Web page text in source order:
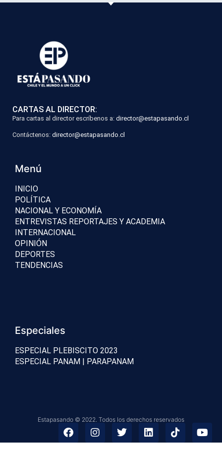
CARTAS AL DIRECTOR:
Para cartas al director escríbenos a: director@estapasando.cl
Contáctenos: director@estapasando.cl
Menú
INICIO
POLÍTICA
NACIONAL Y ECONOMÍA
ENTREVISTAS REPORTAJES Y ACADEMIA
INTERNACIONAL
OPINIÓN
DEPORTES
TENDENCIAS
Especiales
ESPECIAL PLEBISCITO 2023
ESPECIAL PANAM | PARAPANAM
Estapasando © 2022. Todos los derechos reservados